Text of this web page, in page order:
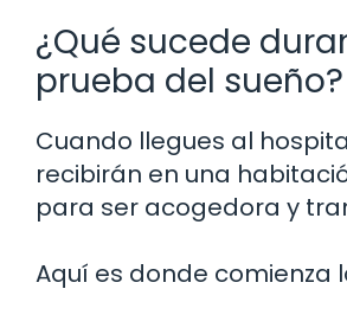
¿Qué sucede
prueba del sueño?
Cuando llegues al
recibirán en una
para ser acogedora y
Aquí es donde comienza